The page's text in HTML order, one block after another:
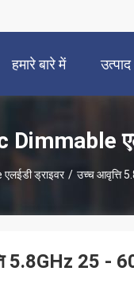
हमारे बारे में उत्पाद
Dimmable
ड्राइवर / उच्च आवृत्ति
5.8GHz 25 -